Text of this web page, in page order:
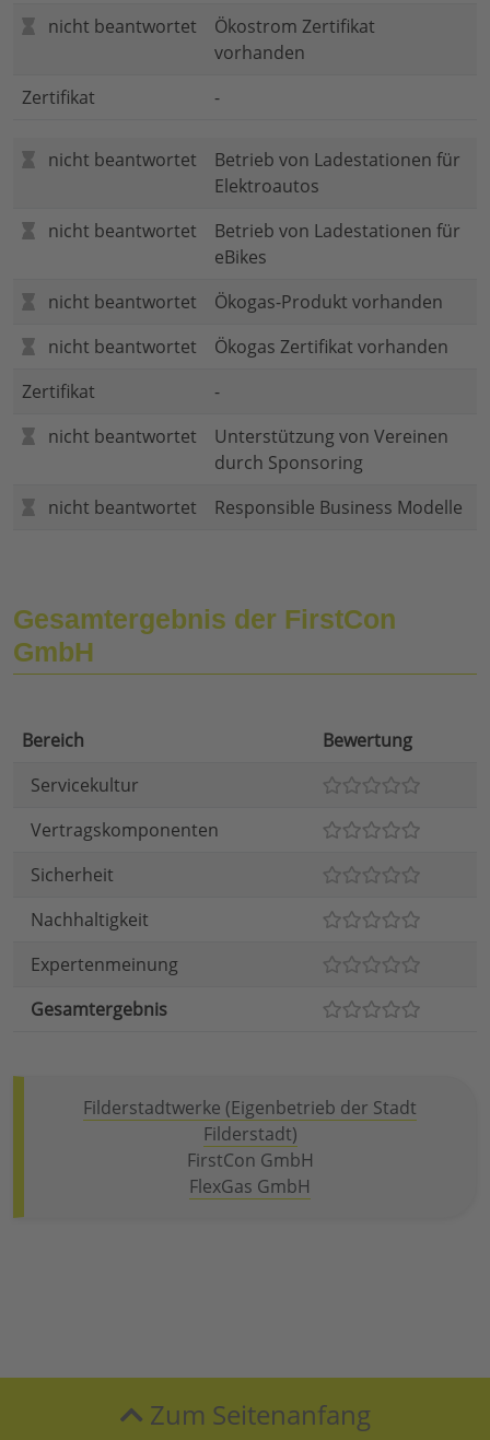
nicht beantwortet
Ökostrom Zertifikat
vorhanden
Zertifikat
-
nicht beantwortet
Betrieb von Ladestationen für
Elektroautos
nicht beantwortet
Betrieb von Ladestationen für
eBikes
nicht beantwortet
Ökogas-Produkt vorhanden
nicht beantwortet
Ökogas Zertifikat vorhanden
Zertifikat
-
nicht beantwortet
Unterstützung von Vereinen
durch Sponsoring
nicht beantwortet
Responsible Business Modelle
Gesamtergebnis der FirstCon
GmbH
Bereich
Bewertung
Servicekultur
Vertragskomponenten
Sicherheit
Nachhaltigkeit
Expertenmeinung
Gesamtergebnis
Filderstadtwerke (Eigenbetrieb der Stadt
Filderstadt)
FirstCon GmbH
FlexGas GmbH
Zum Seitenanfang